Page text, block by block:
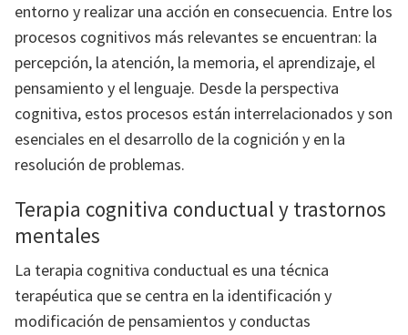
entorno y realizar una acción en consecuencia. Entre los
procesos cognitivos más relevantes se encuentran: la
percepción, la atención, la memoria, el aprendizaje, el
pensamiento y el lenguaje. Desde la perspectiva
cognitiva, estos procesos están interrelacionados y son
esenciales en el desarrollo de la cognición y en la
resolución de problemas.
Terapia cognitiva conductual y trastornos
mentales
La terapia cognitiva conductual es una técnica
terapéutica que se centra en la identificación y
modificación de pensamientos y conductas